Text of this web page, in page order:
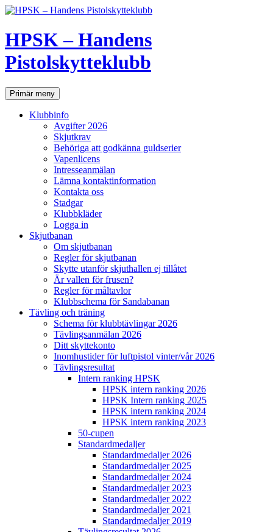
Hoppa
innehåll
HPSK – Handens
Pistolskytteklubb
SökPrimär meny
Klubbinfo
Avgifter 2026
Skjutkrav
Behöriga att godkänna guldserier
Vapenlicens
Intresseanmälan
Lämna kontaktinformation
Kontakta oss
Stadgar
Klubbkläder
Logga in
Skjutbanan
Om skjutbanan
Regler för skjutbanan
Skytte utanför skjuthallen ej tillåtet
Är vallen för frusen?
Regler för måltavlor
Klubbschema för Sandabanan
Tävling och träning
Schema för klubbtävlingar 2026
Tävlingsanmälan 2026
Ditt skyttekonto
Inomhustider för luftpistol vinter/vår 2026
Tävlingsresultat
Intern ranking HPSK
HPSK intern ranking 2026
HPSK Intern ranking 2025
HPSK intern ranking 2024
HPSK intern ranking 2023
50-cupen
Standardmedaljer
Standardmedaljer 2026
Standardmedaljer 2025
Standardmedaljer 2024
Standardmedaljer 2023
Standardmedaljer 2022
Standardmedaljer 2021
Standardmedaljer 2019